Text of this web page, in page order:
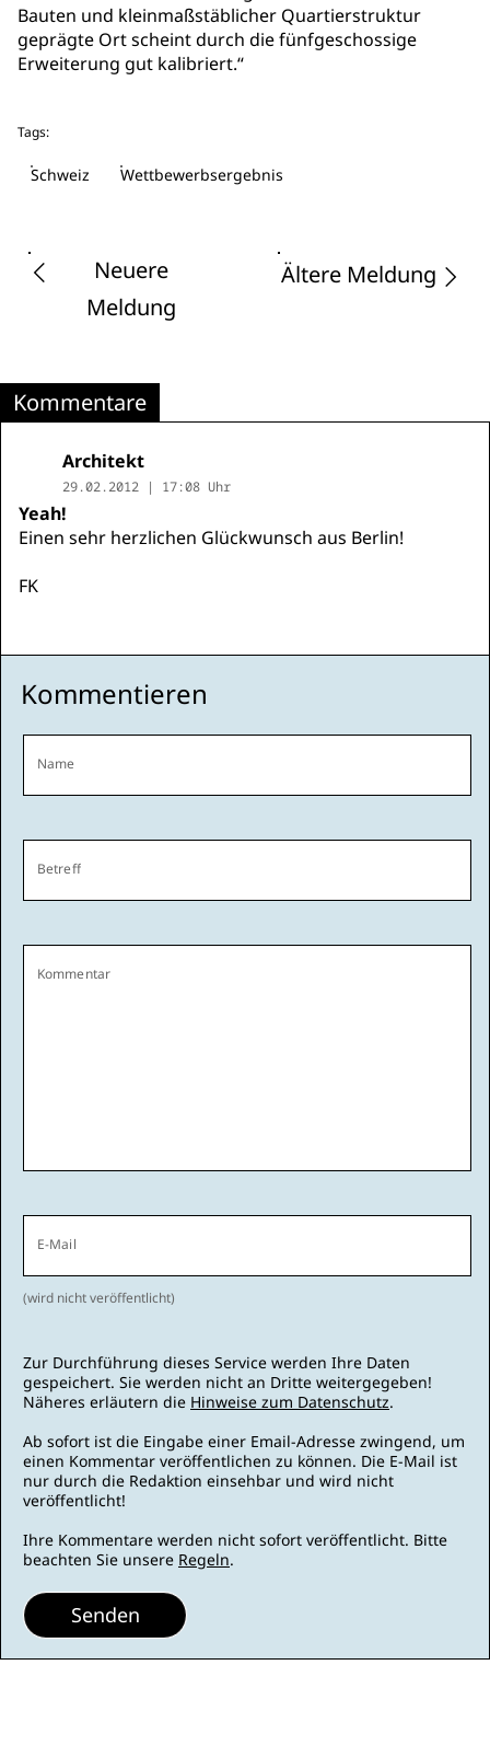
Bauten und kleinmaßstäblicher Quartierstruktur
geprägte Ort scheint durch die fünfgeschossige
Erweiterung gut kalibriert.“
Tags:
Schweiz Wettbewerbsergebnis
Neuere
Meldung
Ältere Meldung
Kommentare
Architekt
29.02.2012 | 17:08 Uhr
Yeah!
Einen sehr herzlichen Glückwunsch aus Berlin!
FK
Kommentieren
Name
Betreff
Kommentar
E-Mail
(wird nicht veröffentlicht)
Zur Durchführung dieses Service werden Ihre Daten
gespeichert. Sie werden nicht an Dritte weitergegeben!
Näheres erläutern die Hinweise zum Datenschutz.
Ab sofort ist die Eingabe einer Email-Adresse zwingend, um
einen Kommentar veröffentlichen zu können. Die E-Mail ist
nur durch die Redaktion einsehbar und wird nicht
veröffentlicht!
Ihre Kommentare werden nicht sofort veröffentlicht. Bitte
beachten Sie unsere Regeln.
Senden